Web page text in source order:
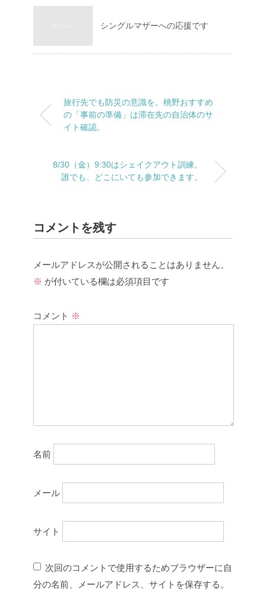
シングルマザーへの応援です
旅行先でも防災の意識を。桃野おすすめ
の「事前の準備」は滞在先の自治体のサ
イト確認。
8/30（金）9:30はシェイクアウト訓練。
誰でも、どこにいても参加できます。
コメントを残す
メールアドレスが公開されることはありません。
※ が付いている欄は必須項目です
コメント ※
名前
メール
サイト
次回のコメントで使用するためブラウザーに自
分の名前、メールアドレス、サイトを保存する。